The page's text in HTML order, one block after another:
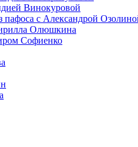
Винокуровой
пафоса с Александрой
Олюшкина
Софиенко